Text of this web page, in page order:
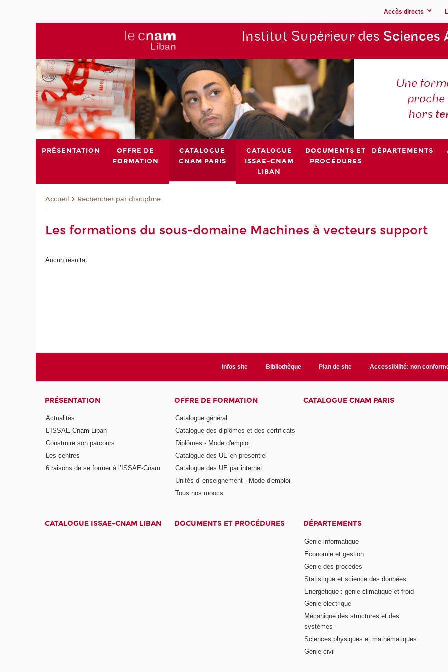
Accès directs
Institut Supérieur des Sciences
Une
proche
hors
PRÉSENTATION
OFFRE DE
FORMATION
CATALOGUE
CNAM PARIS
CATALOGUE
ISSAE-CNAM
LIBAN
DOCUMENTS ET
PROCÉDURES
DÉPARTEMENTS
Accueil Rechercher par discipline
Les formations du sous-domaine Machines à vecteurs support
Aucun résultat
Infos site Bibliothèque Plan de site Accessibilité: non
PRÉSENTATION
Actualités
L'ISSAE-Cnam Liban
Construire son parcours
Les centres
6 raisons de se former à l’ISSAE-Cnam
OFFRE DE FORMATION
Catalogue général
Catalogue des diplômes et des certificats
Diplômes - Mode d'emploi
Catalogue des UE en présentiel
Catalogue des UE par internet
Unités d' enseignement - Mode d'emploi
Tous nos moocs
CATALOGUE CNAM PARIS
CATALOGUE ISSAE-CNAM LIBAN DOCUMENTS ET PROCÉDURES DÉPARTEMENTS
Génie informatique
Economie et gestion
Génie des procédés
Statistique et science des données
Energétique : génie climatique et froid
Génie électrique
Mécanique des structures et des
systèmes
Sciences physiques et mathématiques
Génie civil